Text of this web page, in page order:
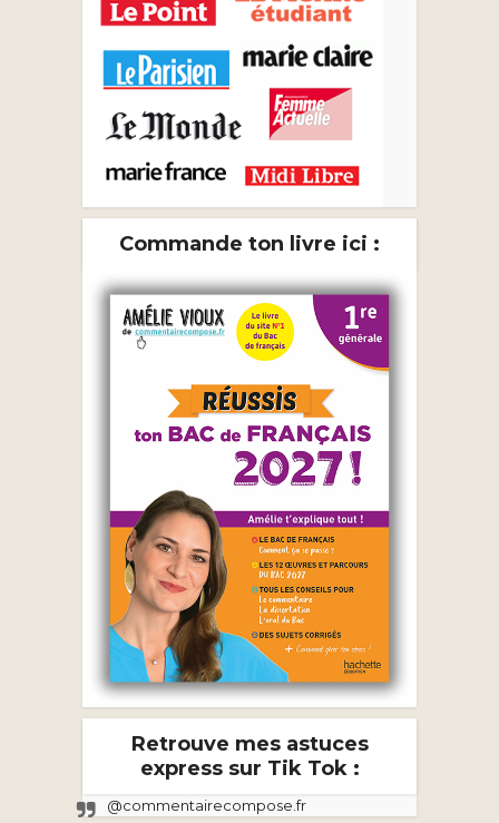
Commande ton livre ici :
Retrouve mes astuces
express sur Tik Tok :
@commentairecompose.fr